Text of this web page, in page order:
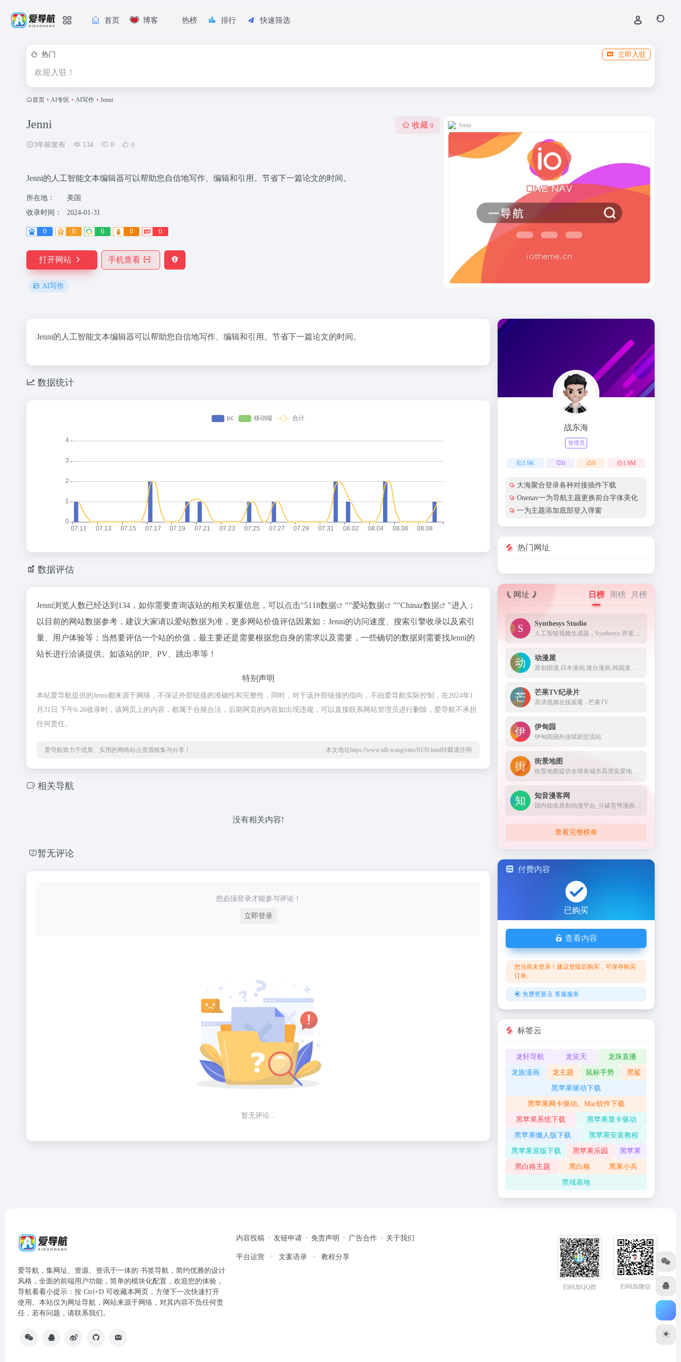
首页 博客 热榜 排行 快速筛选
热门 立即入驻
欢迎入驻！
首页 • AI专区 • AI写作 • Jenni
Jenni
3年前发布 134 0 0
收藏 0
Jenni的人工智能文本编辑器可以帮助您自信地写作、编辑和引用。节省下一篇论文的时间。
所在地：
美国
收录时间：
2024-01-31
0 0 0 0 0
打开网站 手机查看
AI写作
Jenni
Jenni的人工智能文本编辑器可以帮助您自信地写作、编辑和引用。节省下一篇论文的时间。
数据统计
数据评估
Jenni浏览人数已经达到134，如你需要查询该站的相关权重信息，可以点击"5118数据 ""爱站数据 ""Chinaz数据
"进入；
以目前的网站数据参考，建议大家请以爱站数据为准，更多网站价值评估因素如：Jenni的访问速度、搜索引擎收录以及索引
量、用户体验等；当然要评估一个站的价值，最主要还是需要根据您自身的需求以及需要，一些确切的数据则需要找Jenni的
站长进行洽谈提供。如该站的IP、PV、跳出率等！
特别声明
本站爱导航提供的Jenni都来源于网络，不保证外部链接的准确性和完整性，同时，对于该外部链接的指向，不由爱导航实际控制，在2024年1
月31日 下午6:26收录时，该网页上的内容，都属于合规合法，后期网页的内容如出现违规，可以直接联系网站管理员进行删除，爱导航不承担
任何责任。
爱导航致力于优质、实用的网络站点资源收集与分享！ 本文地址https://www.idh.wang/sites/9159.html转载请注明
相关导航
没有相关内容!
暂无评论
您必须登录才能参与评论！
立即登录
暂无评论...
战东海
管理员
1.9K 0 0 1.9M
大海聚合登录各种对接插件下载
Onenav一为导航主题更换前台字体美化
一为主题添加底部登入弹窗
热门网址
网址 日榜 周榜 月榜
Synthesys Studio
人工智能视频生成器，Synthesys 开发用于商业用途的文本到画外音和视频
动漫屋
原创国漫,日本漫画,港台漫画,韩国漫画,欧美漫画,好漫画,为看漫画的人而生。热门漫画：火影忍者、海贼王1008、死神、一拳超人185、古惑仔88、山海逆战673等
芒果TV纪录片
高清视频在线观看 - 芒果TV
伊甸园
伊甸园国外连续剧交流站
街景地图
街景地图提供全球各城市高清实景地图，360度全景地图视角浏览，足不出户游遍世界各地的每一个角落。街景图像数据涵盖中国大陆、港澳台及世界各国城市的街路和景点名胜。街景地图是您旅游出行、规划选址、探索世界的得力助手。
知音漫客网
国内知名原创动漫平台_斗破苍穹漫画官网_知音漫客网
查看完整榜单
付费内容
已购买
查看内容
您当前未登录！建议登陆后购买，可保存购买
订单。
免费更新 客服服务
标签云
龙轩导航 龙笑天 龙珠直播
龙族漫画 龙主题 鼠标手势 黑鲨
黑苹果驱动下载
黑苹果网卡驱动。Mac软件下载
黑苹果系统下载 黑苹果显卡驱动
黑苹果懒人版下载 黑苹果安装教程
黑苹果原版下载 黑苹果乐园 黑苹果
黑白格主题 黑白格 黑果小兵
黑域基地
爱导航，集网址、资源、资讯于一体的 书签导航，简约优雅的设计
风格，全面的前端用户功能，简单的模块化配置，欢迎您的体验，
导航看看小提示：按 Ctrl+D 可收藏本网页，方便下一次快速打开
使用。本站仅为网址导航，网站来源于网络，对其内容不负任何责
任，若有问题，请联系我们。
内容投稿 友链申请 免责声明 广告合作 关于我们
平台运营 文案语录 教程分享
扫码加QQ群 扫码加微信